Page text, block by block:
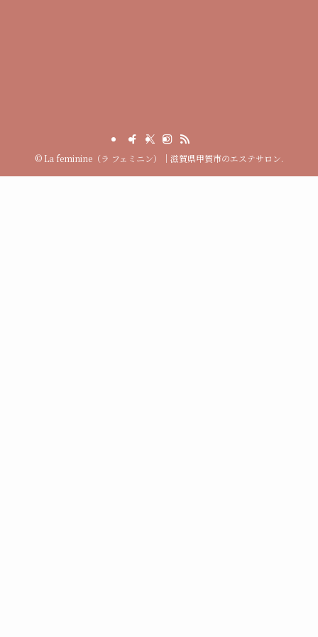
© La feminine（ラ フェミニン）｜滋賀県甲賀市のエステサロン.